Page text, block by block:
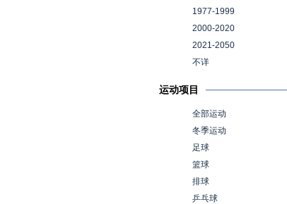
1977-1999
2000-2020
2021-2050
不详
运动项目
全部运动
冬季运动
足球
篮球
排球
乒乓球